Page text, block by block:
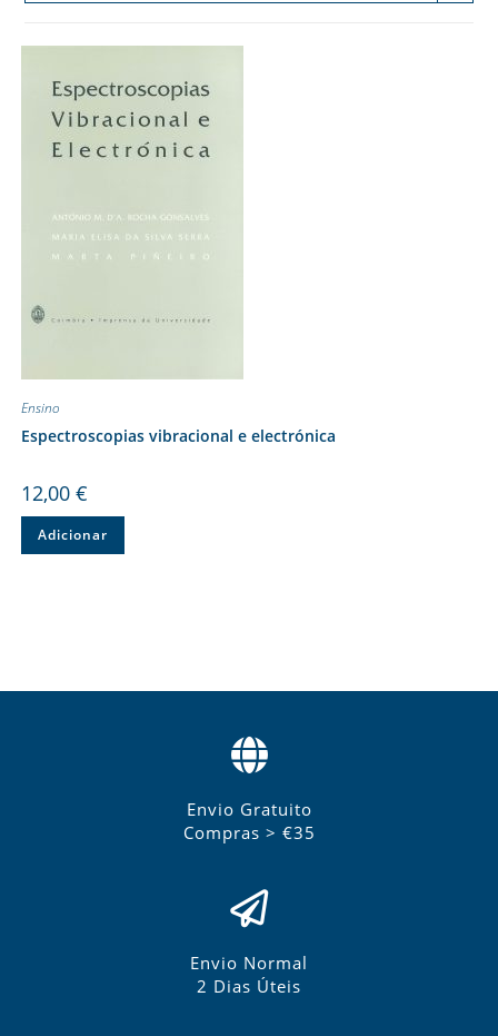
Ensino
Espectroscopias vibracional e electrónica
12,00 €
Adicionar
Envio Gratuito
Compras > €35
Envio Normal
2 Dias Úteis